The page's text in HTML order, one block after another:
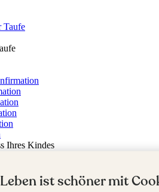
Taufe
Ihres Kindes
ist schöner mit